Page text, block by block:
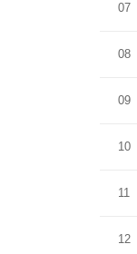
07
08
09
10
11
12